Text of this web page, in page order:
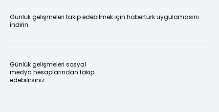
Günlük gelişmeleri takip edebilmek için habertürk uygulamasını
indirin
Günlük gelişmeleri sosyal
medya hesaplarından takip
edebilirsiniz.